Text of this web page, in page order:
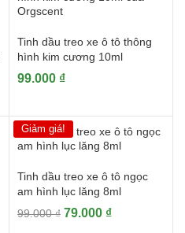
Tinh dầu treo xe ô tô thông
hình kim cương 10ml
99.000 ₫
Giảm giá!
Tinh dầu treo xe ô tô ngọc
am hình lục lăng 8ml
99.000₫ Giá
79.000 ₫Giá